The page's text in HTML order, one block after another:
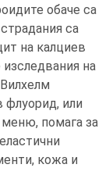
обаче са
са
на калциев
на
флуорид, или
помага за
кожа и